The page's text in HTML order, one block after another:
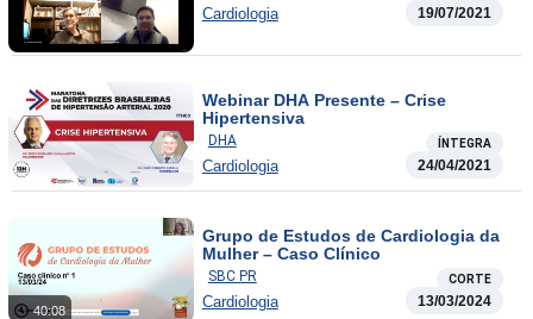
Cardiologia 19/07/2021
Webinar DHA Presente – Crise
Hipertensiva
DHA ÍNTEGRA
Cardiologia 24/04/2021
40:08
Grupo de Estudos de Cardiologia da
Mulher – Caso Clínico
SBC PR CORTE
Cardiologia 13/03/2024